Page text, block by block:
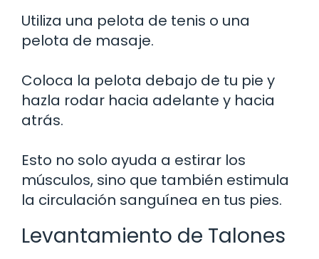
Utiliza una pelota de tenis o una
pelota de masaje.
Coloca la pelota debajo de tu pie y
hazla rodar hacia adelante y hacia
atrás.
Esto no solo ayuda a estirar los
músculos, sino que también estimula
la circulación sanguínea en tus pies.
Levantamiento de Talones